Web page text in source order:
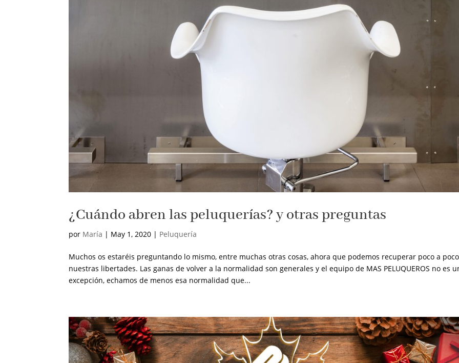
¿Cuándo abren las peluquerías? y otras preguntas
por María | May 1, 2020 | Peluquería
Muchos os estaréis preguntando lo mismo, entre muchas otras cosas, ahora que podemos recuperar poco a poco
nuestras libertades. Las ganas de volver a la normalidad son generales y el equipo de MAS PELUQUEROS no es
excepción, echamos de menos esa normalidad que...